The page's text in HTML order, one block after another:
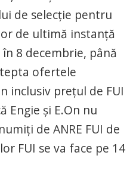
de selecţie pentru
de ultimă instanţă
8 decembrie, până
ofertele
inclusiv prețul de FUI
Engie și E.On nu
de ANRE FUI de
FUI se va face pe 14